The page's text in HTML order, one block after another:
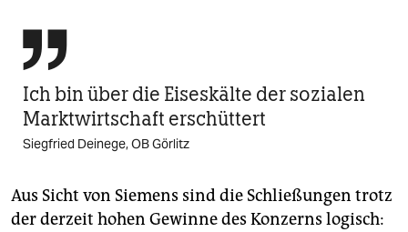

Ich bin über die Eiseskälte der sozialen
Marktwirtschaft erschüttert
Siegfried Deinege, OB Görlitz
Aus Sicht von Siemens sind die Schließungen trotz
der derzeit hohen Gewinne des Konzerns logisch: